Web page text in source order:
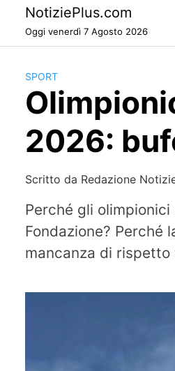
NotiziePlus.com
Oggi venerdì 7 Agosto 2026
SPORT
2026:
Scritto da Redazione
Perché gli
Fondazione? Perché
mancanza di rispetto